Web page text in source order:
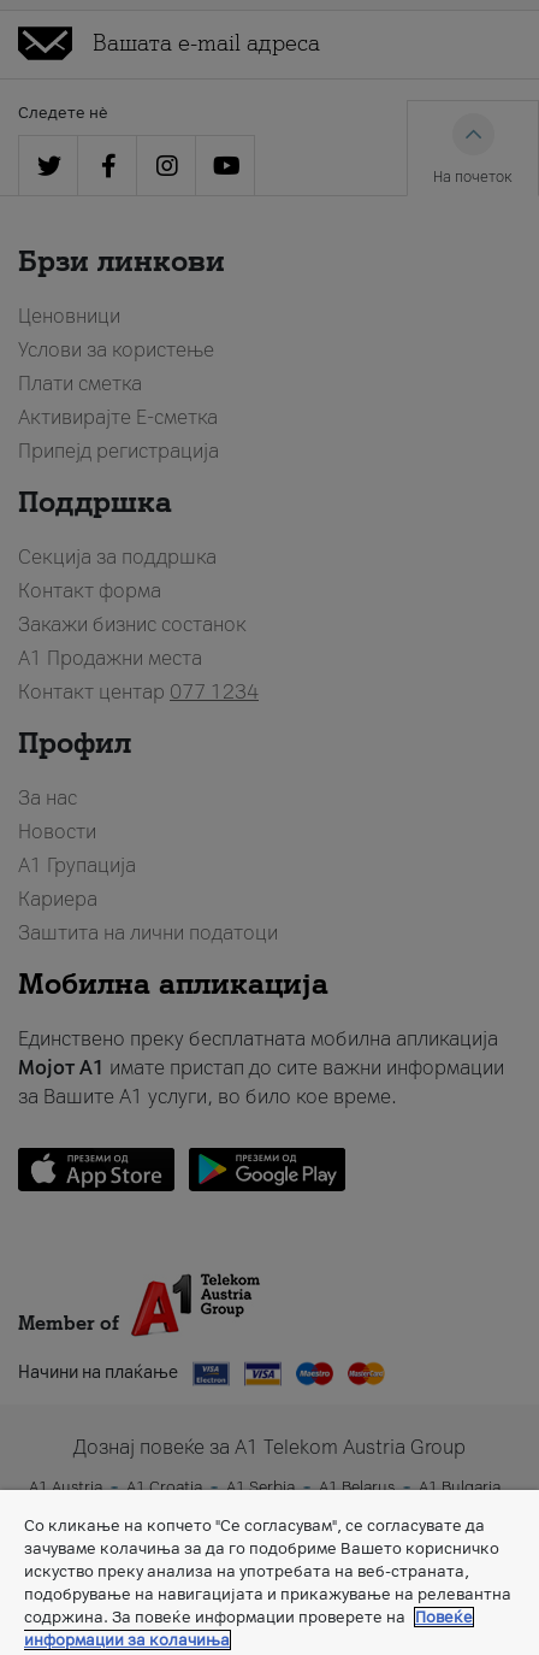
Следете нè
На почеток
Брзи линкови
Ценовници
Услови за користење
Плати сметка
Активирајте Е-сметка
Припејд регистрација
Поддршка
Секција за поддршка
Контакт форма
Закажи бизнис состанок
A1 Продажни места
Контакт центар 077 1234
Профил
За нас
Новости
А1 Групација
Кариера
Заштита на лични податоци
Мобилна апликација
Единствено преку бесплатната мобилна апликација
Мојот A1 имате пристап до сите важни информации
за Вашите A1 услуги, во било кое време.
Member of
Начини на плаќање
Дознај повеќе за A1 Telekom Austria Group
A1 Austria A1 Croatia A1 Serbia A1 Belarus
A1 Bulgaria
A1 Slovenia
A1 Digital
Со кликање на копчето "Се согласувам", се согласувате да
зачуваме колачиња за да го подобриме Вашето корисничко
искуство преку анализа на употребата на веб-страната,
подобрување на навигацијата и прикажување на релевантна
содржина. За повеќе информации проверете на
Повеќе
информации за колачиња